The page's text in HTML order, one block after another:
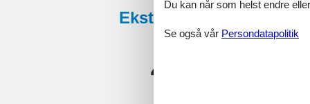
Eksterne anmeldelser
4,9
Du kan når som helst endre
Se også vår Persondatapolitik